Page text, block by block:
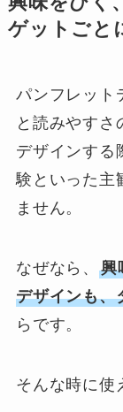
ゲットごと
パンフレット
と読みやすさ
デザインする
験といった主
ません。
なぜなら、 興
デザインも、
らです。
そんな時に使